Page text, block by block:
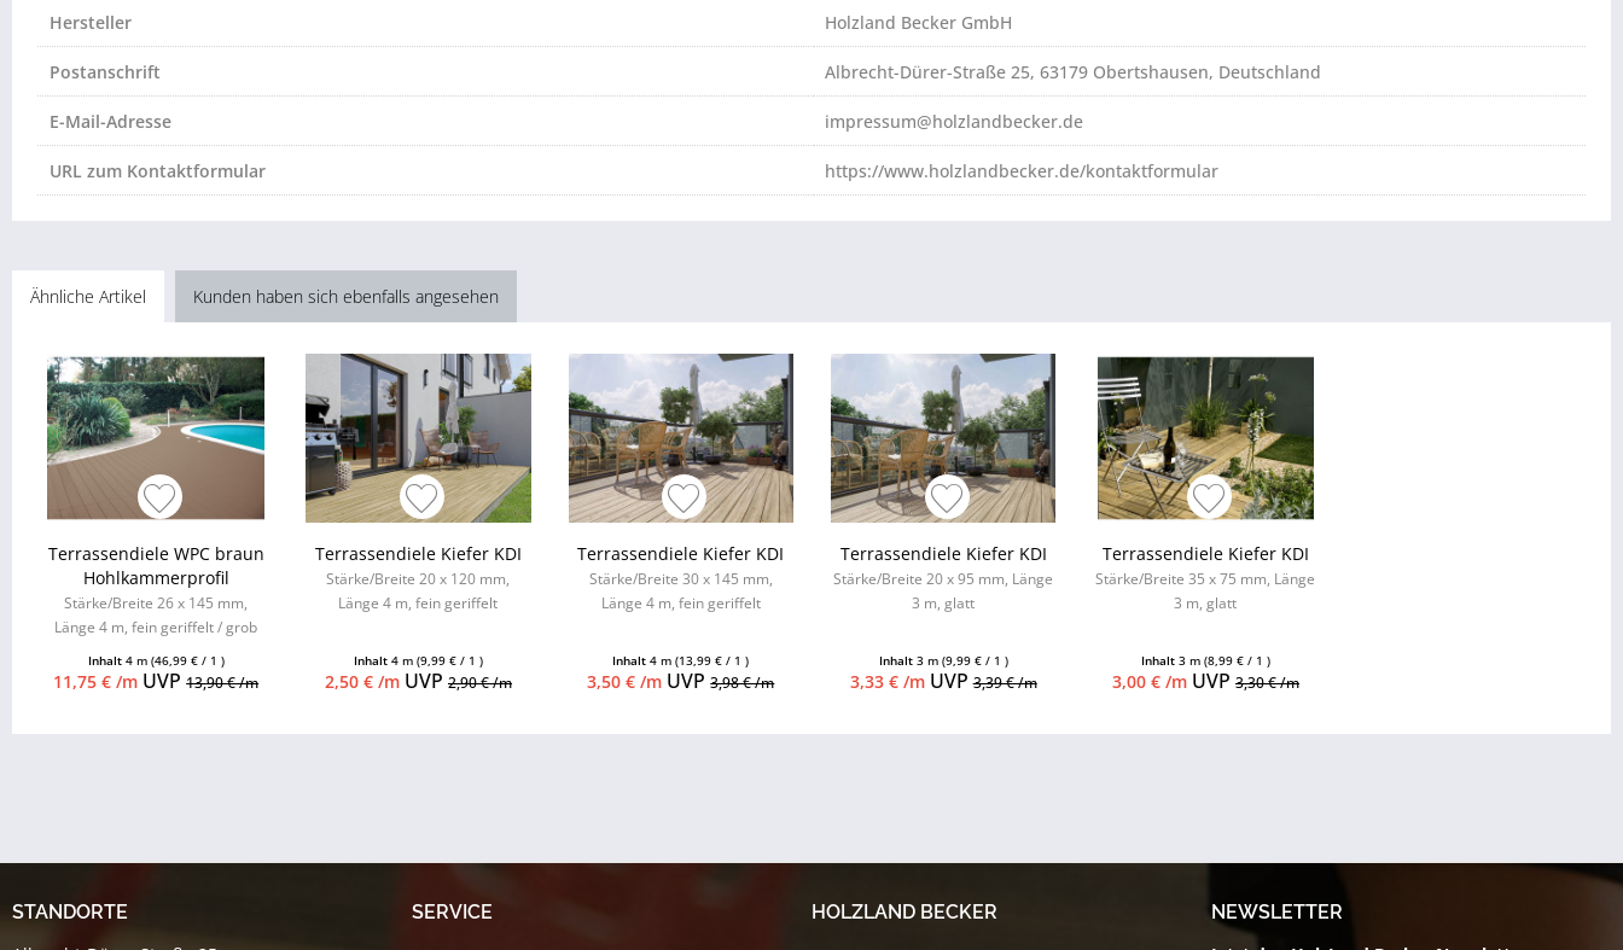
Hersteller Holzland Becker GmbH
Postanschrift Albrecht-Dürer-Straße 25, 63179 Obertshausen, Deutschland
E-Mail-Adresse impressum@holzlandbecker.de
URL zum Kontaktformular https://www.holzlandbecker.de/kontaktformular
Ähnliche Artikel Kunden haben sich ebenfalls angesehen
Terrassendiele WPC braun
Hohlkammerprofil
Stärke/Breite 26 x 145 mm,
Länge 4 m, fein geriffelt / grob
Inhalt 4 m (46,99 € / 1 )
11,75 € /m UVP13,90 € /m
Terrassendiele Kiefer KDI
Stärke/Breite 20 x 120 mm,
Länge 4 m, fein geriffelt
Inhalt 4 m (9,99 € / 1 )
2,50 € /mUVP 2,90 € /m
Terrassendiele Kiefer KDI
Stärke/Breite 30 x 145 mm,
Länge 4 m, fein geriffelt
Inhalt4 m(13,99 € / 1 )
3,50 € /m UVP3,98 € /m
Terrassendiele Kiefer KDI
Stärke/Breite 20 x 95 mm, Länge
3 m, glatt
Inhalt 3 m (9,99 € / 1 )
3,33 € /mUVP3,39 € /m
Terrassendiele Kiefer KDI
Stärke/Breite 35 x 75 mm, Länge
3 m, glatt
Inhalt 3 m (8,99 € / 1 )
3,00 € /mUVP 3,30 € /m
STANDORTE
SERVICE HOLZLAND BECKER
NEWSLETTER